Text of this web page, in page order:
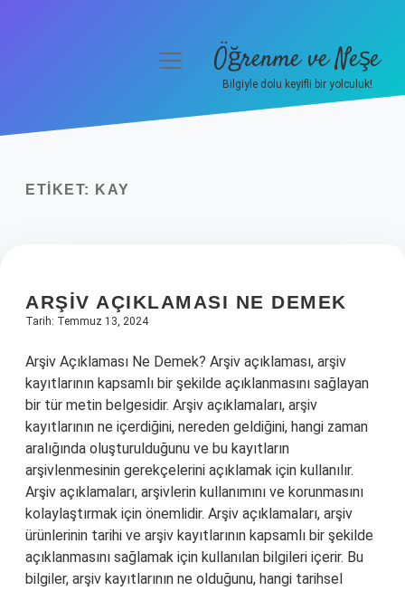
Yasal Uyarı
menüyüÖğrenme ve Neşe
Bilgiyle dolu keyifli bir yolculuk!
ETIKET: KAY
ARŞIV AÇIKLAMASI NE DEMEK
Tarih: Temmuz 13, 2024
Arşiv Açıklaması Ne Demek? Arşiv açıklaması, arşiv
kayıtlarının kapsamlı bir şekilde açıklanmasını sağlayan
bir tür metin belgesidir. Arşiv açıklamaları, arşiv
kayıtlarının ne içerdiğini, nereden geldiğini, hangi zaman
aralığında oluşturulduğunu ve bu kayıtların
arşivlenmesinin gerekçelerini açıklamak için kullanılır.
Arşiv açıklamaları, arşivlerin kullanımını ve korunmasını
kolaylaştırmak için önemlidir. Arşiv açıklamaları, arşiv
ürünlerinin tarihi ve arşiv kayıtlarının kapsamlı bir şekilde
açıklanmasını sağlamak için kullanılan bilgileri içerir. Bu
bilgiler, arşiv kayıtlarının ne olduğunu, hangi tarihsel